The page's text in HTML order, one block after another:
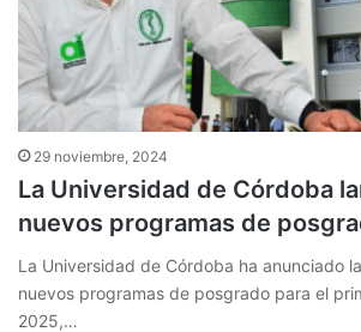
29 noviembre, 2024
La Universidad de Córdoba
nuevos programas de
La Universidad de Córdoba ha anunciado
nuevos programas de posgrado para el
2025,…